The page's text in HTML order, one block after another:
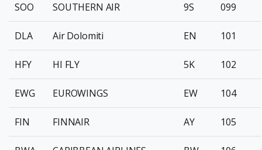
SOO SOUTHERN AIR 9S 099
DLA Air Dolomiti EN 101
HFY HI FLY 5K 102
EWG EUROWINGS EW 104
FIN FINNAIR AY 105